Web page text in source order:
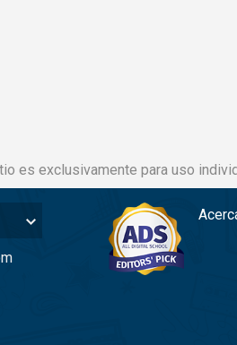
es exclusivamente para uso